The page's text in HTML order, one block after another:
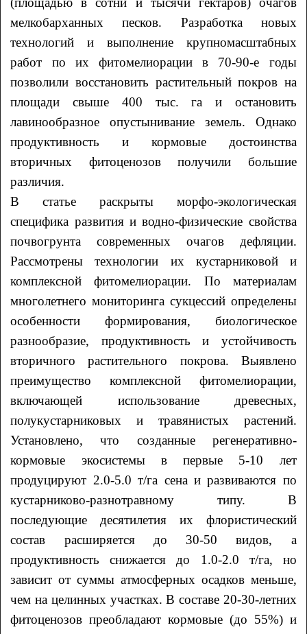
мелкобарханных песков. Разработка новых
технологий и выполнение крупномасштабных
работ по их фитомелиорации в 70-90-е годы
позволили восстановить растительный покров на
площади свыше 400 тыс. га и остановить
лавинообразное опустынивание земель. Однако
продуктивность и кормовые достоинства
вторичных фитоценозов получили большие
различия.
В статье раскрыты морфо-экологическая
специфика развития и водно-физические свойства
почвогрунта современных очагов дефляции.
Рассмотрены технологии их кустарниковой и
комплексной фитомелиорации. По материалам
многолетнего мониторинга сукцессий определены
особенности формирования, биологическое
разнообразие, продуктивность и устойчивость
вторичного растительного покрова. Выявлено
преимущество комплексной фитомелиорации,
включающей использование древесных,
полукустарниковых и травянистых растений.
Установлено, что созданные регенеративно-
кормовые экосистемы в первые 5-10 лет
продуцируют 2.0-5.0 т/га сена и развиваются по
кустарниково-разнотравному типу. В
последующие десятилетия их флористический
состав расширяется до 30-50 видов, а
продуктивность снижается до 1.0-2.0 т/га, но
зависит от суммы атмосферных осадков меньше,
чем на целинных участках. В составе 20-30-летних
фитоценозов преобладают кормовые (до 55%) и